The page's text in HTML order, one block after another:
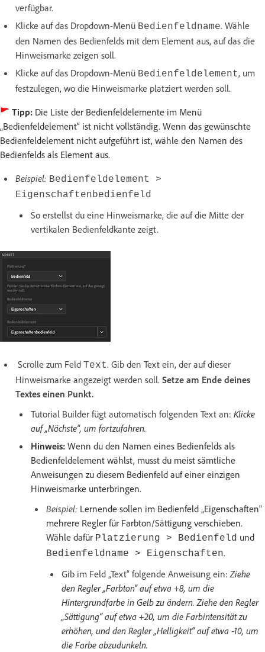
verfügbar.
Klicke auf das Dropdown-Menü Bedienfeldname. Wähle
den Namen des Bedienfelds mit dem Element aus, auf das die
Hinweismarke zeigen soll.
Klicke auf das Dropdown-Menü Bedienfeldelement, um
festzulegen, wo die Hinweismarke platziert werden soll.
Tipp: Die Liste der Bedienfeldelemente im Menü
„Bedienfeldelement“ ist nicht vollständig. Wenn das gewünschte
Bedienfeldelement nicht aufgeführt ist, wähle den Namen des
Bedienfelds als Element aus.
Beispiel: Bedienfeldelement >
Eigenschaftenbedienfeld
So erstellst du eine Hinweismarke, die auf die Mitte der
vertikalen Bedienfeldkante zeigt.
Scrolle zum Feld Text. Gib den Text ein, der auf dieser
Hinweismarke angezeigt werden soll. Setze am Ende deines
Textes einen Punkt.
Tutorial Builder fügt automatisch folgenden Text an: Klicke
auf „Nächste“, um fortzufahren.
Hinweis: Wenn du den Namen eines Bedienfelds als
Bedienfeldelement wählst, musst du meist sämtliche
Anweisungen zu diesem Bedienfeld auf einer einzigen
Hinweismarke unterbringen.
Beispiel: Lernende sollen im Bedienfeld „Eigenschaften“
mehrere Regler für Farbton/Sättigung verschieben.
Wähle dafür Platzierung > Bedienfeld und
Bedienfeldname > Eigenschaften.
Gib im Feld „Text“ folgende Anweisung ein:Ziehe
den Regler „Farbton“ auf etwa +8, um die
Hintergrundfarbe in Gelb zu ändern. Ziehe den Regler
„Sättigung“ auf etwa +20, um die Farbintensität zu
erhöhen, und den Regler „Helligkeit“ auf etwa -10, um
die Farbe abzudunkeln.